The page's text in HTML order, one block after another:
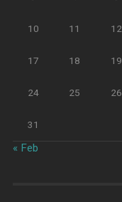
10 11 12
17 18 19
24 25 26
31
« Feb